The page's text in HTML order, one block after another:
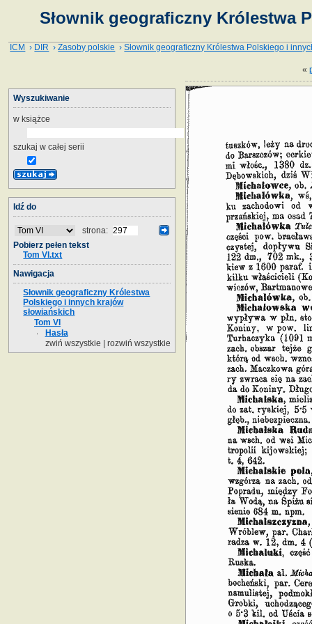
Słownik geograficzny Królestwa
ICM › DIR ›Zasoby polskie ›Słownik geograficzny Królestwa Polskiego i
«
Wyszukiwanie
w książce
szukaj w całej serii
Idź do
strona:
Pobierz pełen tekst
Tom VI.txt
Nawigacja
Słownik geograficzny Królestwa
Polskiego i innych krajów
słowiańskich
Tom VI
Hasła
zwiń wszystkie
rozwiń wszystkie